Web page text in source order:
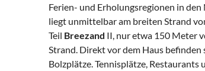
Ferien- und Erholungsregionen in
liegt unmittelbar am breiten Strand
Teil Breezand II, nur etwa 150 Meter
Strand. Direkt vor dem Haus befinden
Bolzplätze. Tennisplätze,